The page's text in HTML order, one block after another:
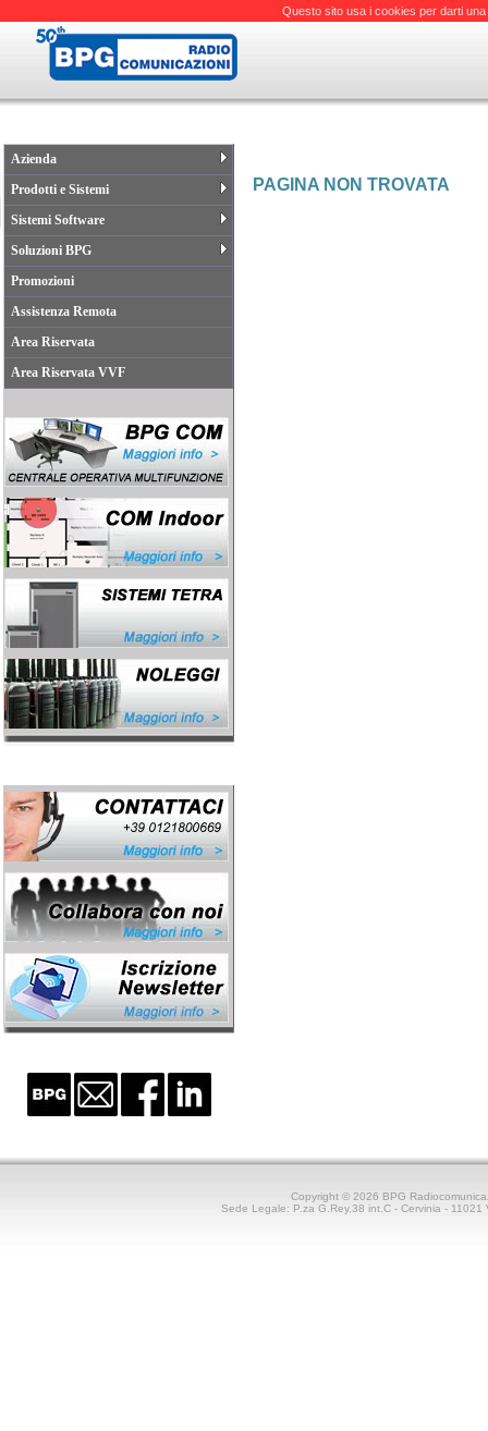
Azienda
Prodotti e Sistemi
Sistemi Software
Soluzioni BPG
Promozioni
Assistenza Remota
Area Riservata
Area Riservata VVF
PAGINA NON TROVATA
Copyright © 2026 BPG
Sede Legale: P.za G.Rey,38 int.C - Cervinia -
Questo sito usa i cookies per darti